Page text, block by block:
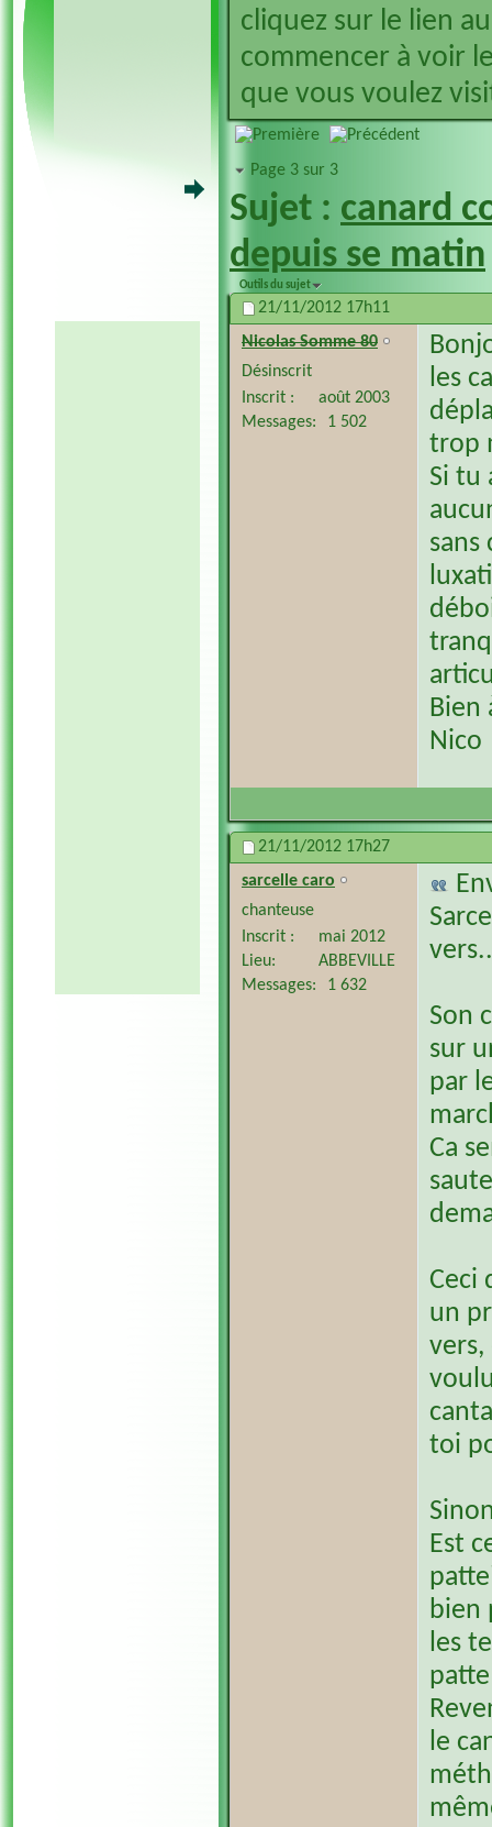
cliquez sur le lien
commencer à voir
que vous voulez
Page 3 sur 3
Sujet : canard
depuis se matin
Outils du sujet
21/11/2012 17h11
Nicolas Somme 80
Désinscrit
Inscrit
août 2003
Messages
1 502
les
trop
Si tu
sans
Bien
Nico
21/11/2012 17h27
sarcelle caro
chanteuse
Inscrit
mai 2012
Lieu
ABBEVILLE
Messages
1 632
Son
sur
par
Ca
Ceci
un
vers,
toi
Est
bien
les
le